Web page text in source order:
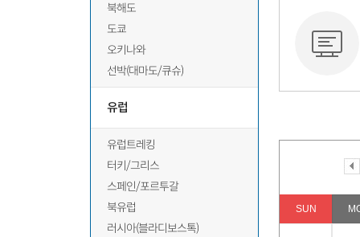
북해도
도쿄
오키나와
선박(대마도/큐슈)
유럽
유럽트레킹
터키/그리스
스페인/포르투갈
북유럽
러시아(블라디보스톡)
SUN